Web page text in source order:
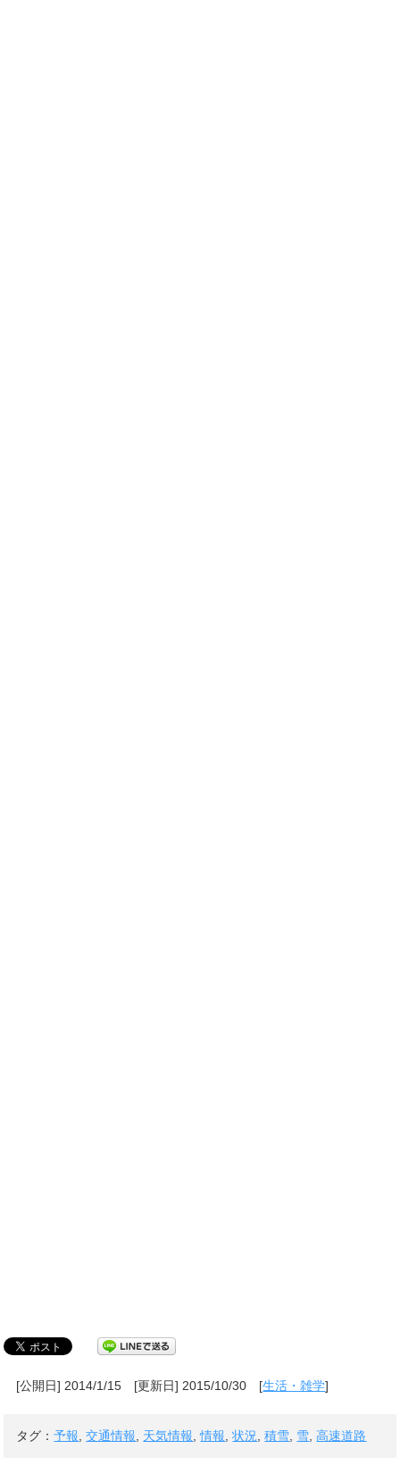
[公開日] 2014/1/15 [更新日] 2015/10/30 [生活・雑学]
タグ：予報,交通情報, 天気情報,情報,状況,積雪, 雪,高速道路